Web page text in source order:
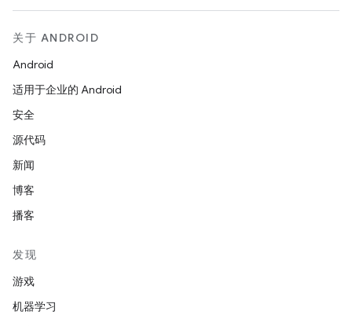
关于 ANDROID
Android
适用于企业的 Android
安全
源代码
新闻
博客
播客
发现
游戏
机器学习